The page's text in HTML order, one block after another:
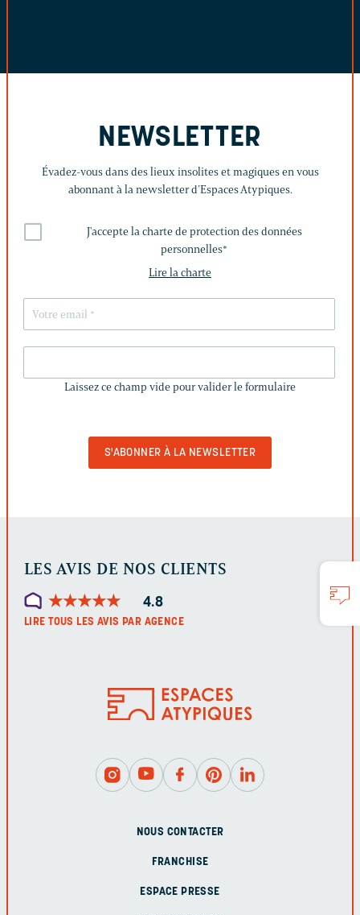
NEWSLETTER
Évadez-vous dans des lieux insolites et magiques en vous
abonnant à la newsletter d’Espaces Atypiques.
J'accepte la charte de protection des données
personnelles*
Lire la charte
CHAMP
Laissez ce champ vide pour valider le formulaire
LES AVIS DE NOS CLIENTS
★★★★★
★★★★★ 4.8
LIRE TOUS LES AVIS PAR AGENCE
NOUS CONTACTER
FRANCHISE
ESPACE PRESSE